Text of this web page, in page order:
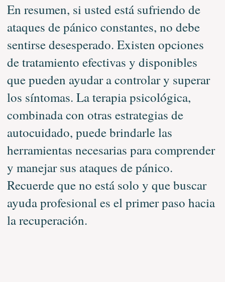
En resumen, si usted está sufriendo de
ataques de pánico constantes, no debe
sentirse desesperado. Existen opciones
de tratamiento efectivas y disponibles
que pueden ayudar a controlar y superar
los síntomas. La terapia psicológica,
combinada con otras estrategias de
autocuidado, puede brindarle las
herramientas necesarias para comprender
y manejar sus ataques de pánico.
Recuerde que no está solo y que buscar
ayuda profesional es el primer paso hacia
la recuperación.